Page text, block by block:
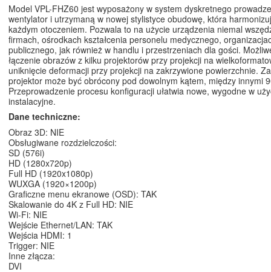
Model VPL-FHZ60 jest wyposażony w system dyskretnego
wentylator i utrzymaną w nowej stylistyce obudowę, która
każdym otoczeniem. Pozwala to na użycie urządzenia niemal
firmach, ośrodkach kształcenia personelu medycznego,
publicznego, jak również w handlu i przestrzeniach dla gości.
łączenie obrazów z kilku projektorów przy projekcji na
uniknięcie deformacji przy projekcji na zakrzywione powierzchnie.
projektor może być obrócony pod dowolnym kątem, między innymi
Przeprowadzenie procesu konfiguracji ułatwia nowe, wygodne w
instalacyjne.
Dane techniczne:
Obraz 3D: NIE
Obsługiwane rozdzielczości:
SD (576i)
HD (1280x720p)
Full HD (1920x1080p)
WUXGA (1920×1200p)
Graficzne menu ekranowe (OSD): TAK
Skalowanie do 4K z Full HD: NIE
Wi-Fi: NIE
Wejście Ethernet/LAN: TAK
Wejścia HDMI: 1
Trigger: NIE
Inne złącza:
DVI